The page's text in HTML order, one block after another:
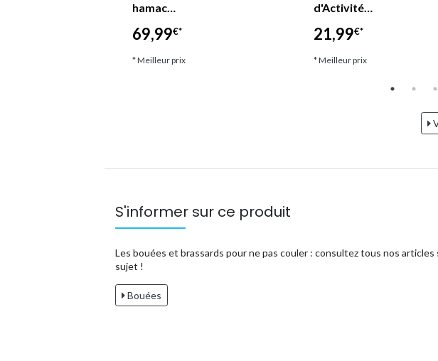
hamac…
69,99€*
* Meilleur prix
d'Activité…
21,99€*
* Meilleur prix
S'informer sur ce produit
Les bouées et brassards pour ne pas couler : consultez tous nos articles
sujet !
Bouées